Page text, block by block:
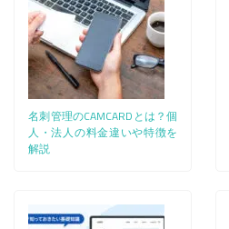
名刺管理のCAMCARDとは？個
人・法人の料金違いや特徴を
解説